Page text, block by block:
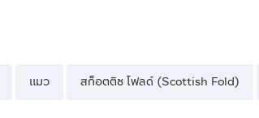
แมว สก็อตติช โฟลด์ (Scottish Fold)